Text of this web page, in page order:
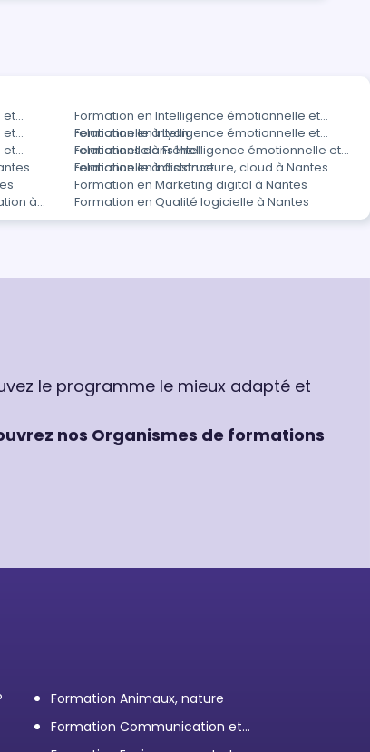
et
Formation en Intelligence émotionnelle et
relationnelle à Lyon
et
Formation en Intelligence émotionnelle et
relationnelle à Fréhel
et
Formations dans Intelligence émotionnelle et
relationnelle à distance
Formation en Infrastructure, cloud à Nantes
Formation en Marketing digital à Nantes
à
Formation en Qualité logicielle à Nantes
le programme le mieux adapté et
nos Organismes de formations
Formation Animaux, nature
Formation Communication et
efficacité personnelle et